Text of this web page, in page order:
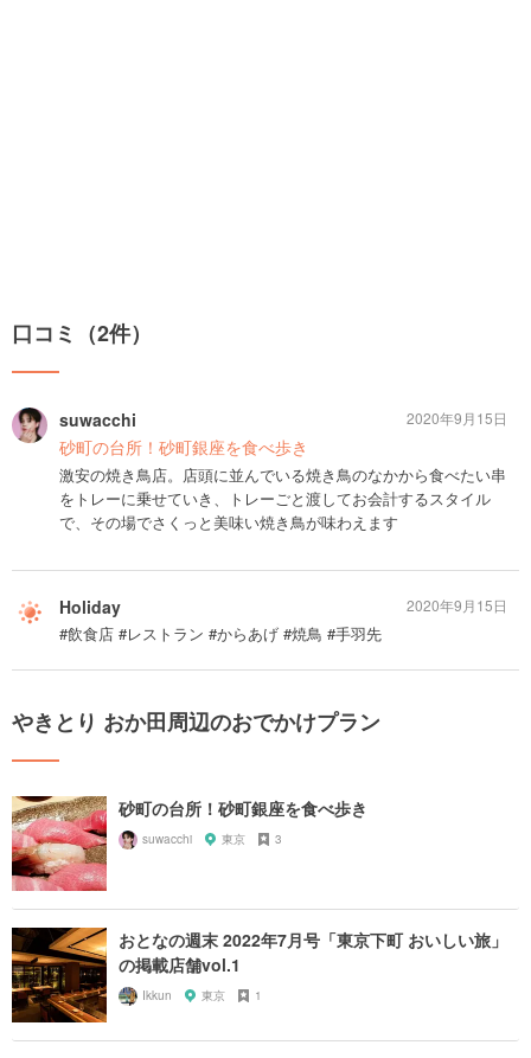
口コミ（2件）
suwacchi
砂町の台所！砂町銀座を食べ歩き
激安の焼き鳥店。店頭に並んでいる焼き鳥のなかから食べたい串
をトレーに乗せていき、トレーごと渡してお会計するスタイル
で、その場でさくっと美味い焼き鳥が味わえます
2020年9月15日
Holiday
#飲食店 #レストラン #からあげ #焼鳥 #手羽先
2020年9月15日
やきとり おか田周辺のおでかけプラン
砂町の台所！砂町銀座を食べ歩き
suwacchi 東京 3
おとなの週末 2022年7月号「東京下町 おいしい旅」
の掲載店舗vol.1
Ikkun 東京 1